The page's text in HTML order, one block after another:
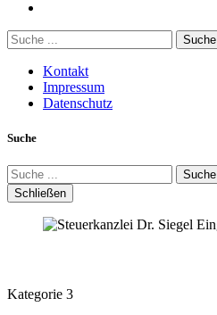
Suche
Kontakt
Impressum
Datenschutz
Suche
Suche
Schließen
Kategorie 3